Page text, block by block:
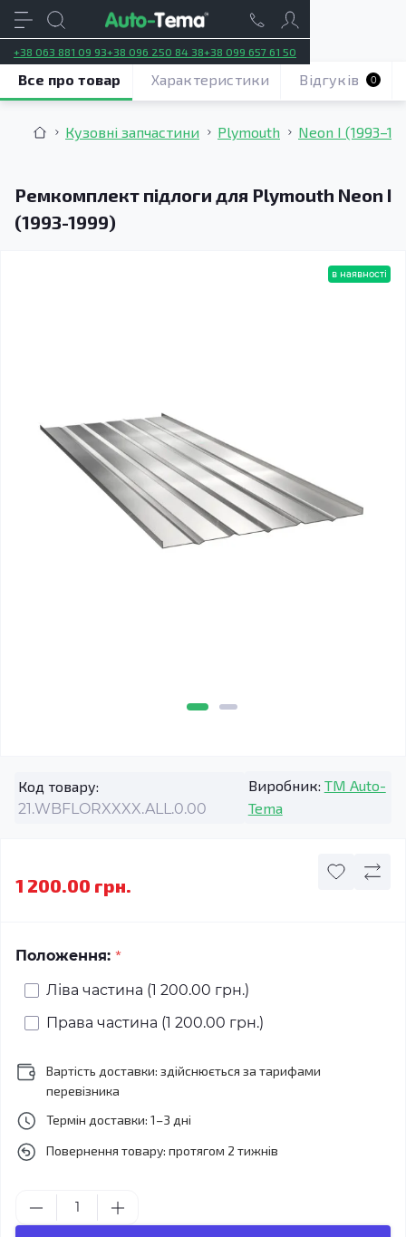
+38 063 881 09 93+38 096 250 84 38+38 099 657 61 50
Кузовні запчастини Plymouth Neon I
Ремкомплект підлоги для Plymouth Neon I
(1993-1999)
Все про товар Характеристики Відгуків 0
в наявності
Код товару:
21.WBFLORXXXX.ALL.0.00
Виробник: TM Auto-
Tema
1 200.00 грн.
Положення: *
Ліва частина (1 200.00 грн.)
Права частина (1 200.00 грн.)
Вартість доставки: здійснюється за тарифами
перевізника
Термін доставки: 1–3 дні
Повернення товару: протягом 2 тижнів